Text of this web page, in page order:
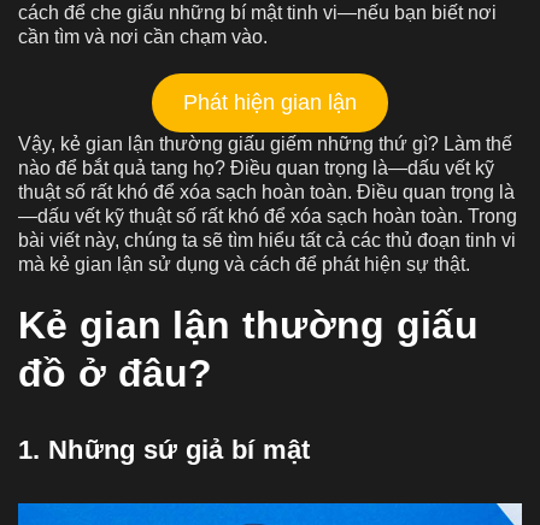
cách để che giấu những bí mật tinh vi—nếu bạn biết nơi
cần tìm và nơi cần chạm vào.
Phát hiện gian lận
Vậy, kẻ gian lận thường giấu giếm những thứ gì? Làm thế
nào để bắt quả tang họ? Điều quan trọng là—dấu vết kỹ
thuật số rất khó để xóa sạch hoàn toàn. Điều quan trọng là
—dấu vết kỹ thuật số rất khó để xóa sạch hoàn toàn. Trong
bài viết này, chúng ta sẽ tìm hiểu tất cả các thủ đoạn tinh vi
mà kẻ gian lận sử dụng và cách để phát hiện sự thật.
Kẻ gian lận thường giấu
đồ ở đâu?
1. Những sứ giả bí mật